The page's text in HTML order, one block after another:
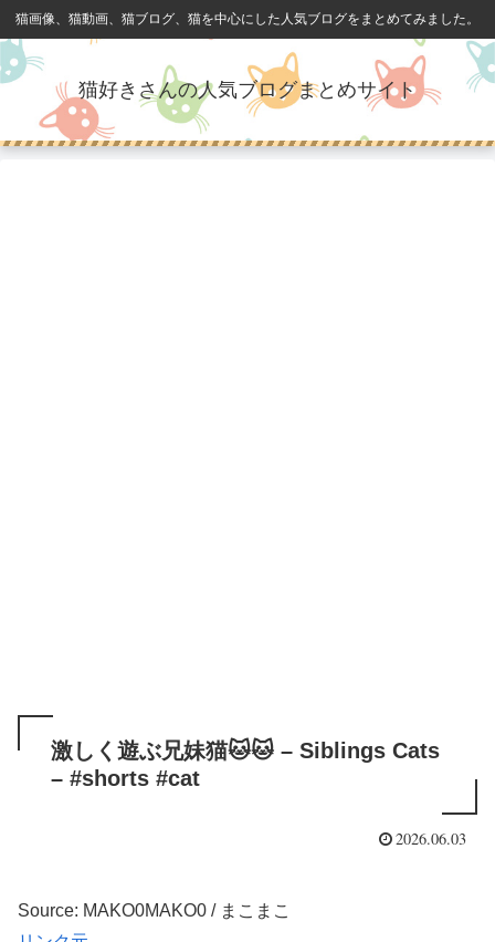
猫画像、猫動画、猫ブログ、猫を中心にした人気ブログをまとめてみました。
猫好きさんの人気ブログまとめサイト
激しく遊ぶ兄妹猫🐱🐱 – Siblings Cats
– #shorts #cat
2026.06.03
Source: MAKO0MAKO0 / まこまこ